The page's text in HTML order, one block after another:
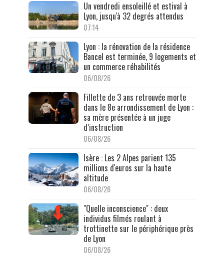
Un vendredi ensoleillé et estival à
Lyon, jusqu'à 32 degrés attendus
07:14
Lyon : la rénovation de la résidence
Bancel est terminée, 9 logements et
un commerce réhabilités
06/08/26
Fillette de 3 ans retrouvée morte
dans le 8e arrondissement de Lyon :
sa mère présentée à un juge
d’instruction
06/08/26
Isère : Les 2 Alpes parient 135
millions d'euros sur la haute
altitude
06/08/26
"Quelle inconscience" : deux
individus filmés roulant à
trottinette sur le périphérique près
de Lyon
06/08/26